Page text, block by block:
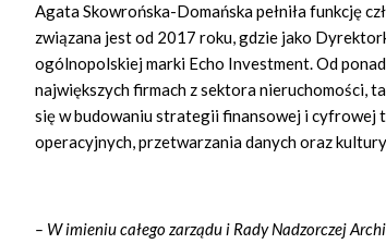
Agata Skowrońska-Domańska pełniła funkcję
związana jest od 2017 roku, gdzie jako
ogólnopolskiej marki Echo Investment. Od
największych firmach z sektora nieruchomości,
się w budowaniu strategii finansowej i cyfrowej
operacyjnych, przetwarzania danych oraz
– W imieniu całego zarządu i Rady Nadzorczej